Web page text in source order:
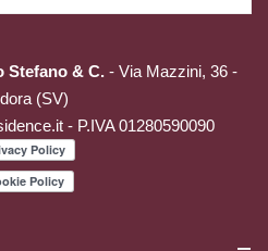
Stefano & C. - Via Mazzini, 36 -
(SV)
- P.IVA 01280590090